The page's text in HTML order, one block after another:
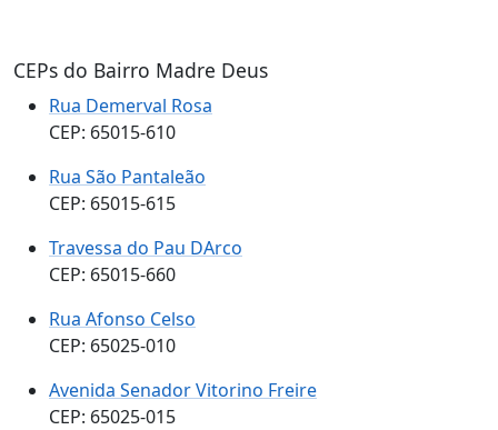
CEPs do Bairro Madre Deus
Rua Demerval Rosa
CEP: 65015-610
Rua São Pantaleão
CEP: 65015-615
Travessa do Pau DArco
CEP: 65015-660
Rua Afonso Celso
CEP: 65025-010
Avenida Senador Vitorino Freire
CEP: 65025-015